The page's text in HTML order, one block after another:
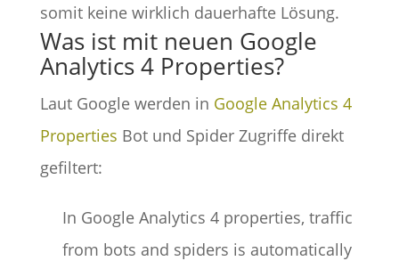
somit keine wirklich dauerhafte Lösung.
Was ist mit neuen Google
Analytics 4 Properties?
Laut Google werden in Google Analytics 4
Properties Bot und Spider Zugriffe direkt
gefiltert:
In Google Analytics 4 properties, traffic
from bots and spiders is automatically